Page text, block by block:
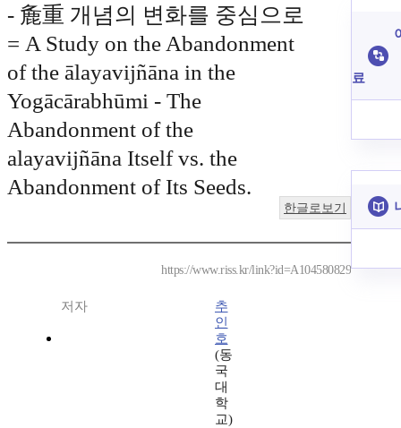
- 麁重 개념의 변화를 중심으로
= A Study on the Abandonment
of the ālayavijñāna in the
Yogācārabhūmi - The
Abandonment of the
alayavijñāna Itself vs. the
Abandonment of Its Seeds.
한글로보기
https://www.riss.kr/link?id=A104580829
저자
추
인
호
(동
국
대
학
교)
료